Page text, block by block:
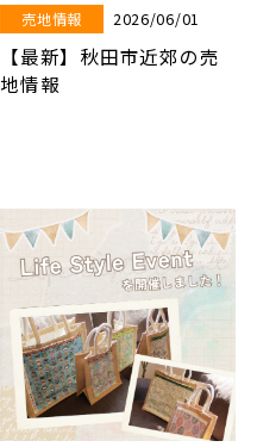
売地情報 2026/06/01
【最新】秋田市近郊の売
地情報